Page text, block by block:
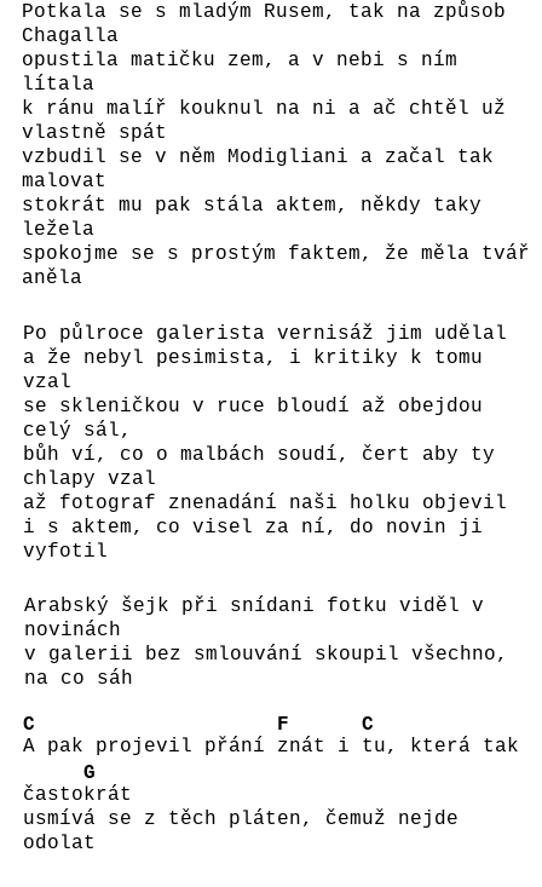
Potkala se s mladým Rusem, tak na způsob
Chagalla
opustila matičku zem, a v nebi s ním
lítala
k ránu malíř kouknul na ni a ač chtěl už
vlastně spát
vzbudil se v něm Modigliani a začal tak
malovat
stokrát mu pak stála aktem, někdy taky
ležela
spokojme se s prostým faktem, že měla tvář
aněla
Po půlroce galerista vernisáž jim udělal
a že nebyl pesimista, i kritiky k tomu
vzal
se skleničkou v ruce bloudí až obejdou
celý sál,
bůh ví, co o malbách soudí, čert aby ty
chlapy vzal
až fotograf znenadání naši holku objevil
i s aktem, co visel za ní, do novin ji
vyfotil
Arabský šejk při snídani fotku viděl v
novinách
v galerii bez smlouvání skoupil všechno,
na co sáh
C
A pak projevil přání
F
znát i
C
tu, která tak
často
G
krát
usmívá se z těch pláten, čemuž nejde
odolat